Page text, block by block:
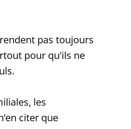
pas toujours
pour qu'ils ne
les
citer que